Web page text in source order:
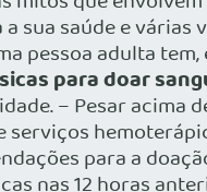
sua saúde e
pessoa adulta
para doar
– Pesar acima
para a